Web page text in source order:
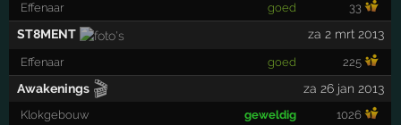
Effenaar goed 33
ST8MENT za 2 mrt 2013
Effenaar goed 225
Awakenings 🎬 za 26 jan 2013
Klokgebouw geweldig 1026